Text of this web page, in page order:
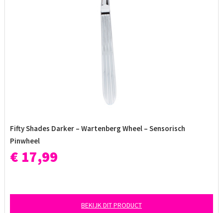
Fifty Shades Darker – Wartenberg Wheel – Sensorisch
Pinwheel
€ 17,99
BEKIJK DIT PRODUCT